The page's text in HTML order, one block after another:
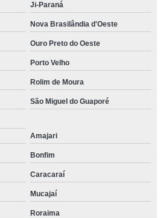
Ji-Paraná
Nova Brasilândia d'Oeste
Ouro Preto do Oeste
Porto Velho
Rolim de Moura
São Miguel do Guaporé
Amajari
Bonfim
Caracaraí
Mucajaí
Roraima